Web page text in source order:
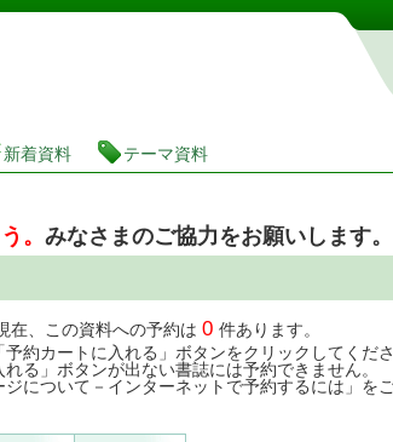
検索・予約システム
新着資料 テーマ資料
。 みなさまのご協力をお願いします。
在、この資料への予約は 0 件あります。
予約カートに入れる」ボタンをクリックしてくだ
れる」ボタンが出ない書誌には予約できません。
について－インターネットで予約するには」をご